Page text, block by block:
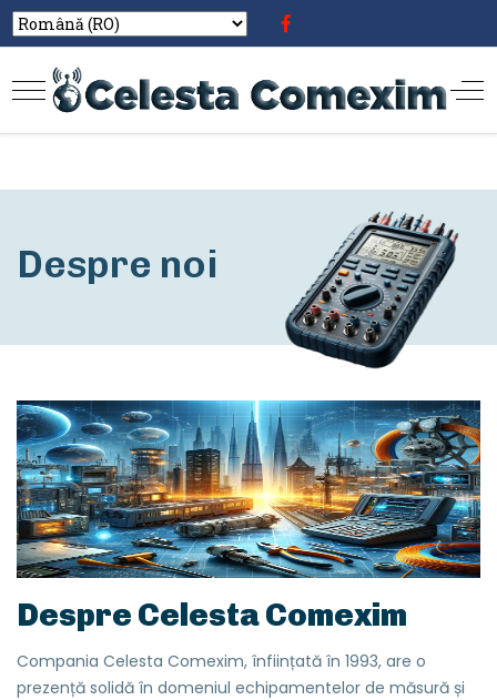
Despre noi
Despre Celesta Comexim
Compania Celesta Comexim, înființată în 1993, are o
prezență solidă în domeniul echipamentelor de măsură și